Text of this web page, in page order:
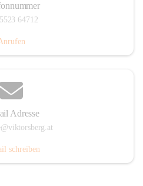
64712
Adresse
schreiben